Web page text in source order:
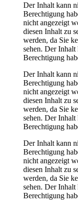
Der Inhalt kann
Berechtigung
nicht angezeigt
diesen Inhalt zu
werden, da Sie
sehen. Der Inhalt
Berechtigung
Der Inhalt kann
Berechtigung
nicht angezeigt
diesen Inhalt zu
werden, da Sie
sehen. Der Inhalt
Berechtigung
Der Inhalt kann
Berechtigung
nicht angezeigt
diesen Inhalt zu
werden, da Sie
sehen. Der Inhalt
Berechtigung